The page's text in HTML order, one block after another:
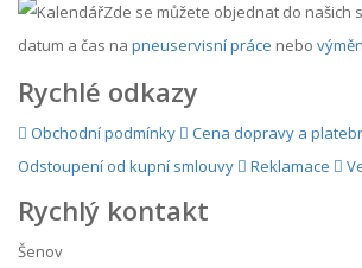
Zde se můžete objednat do našich
datum a čas na pneuservisní práce nebo
Rychlé odkazy
Obchodní podmínky
Cena dopravy a
Odstoupení od kupní smlouvy
Reklamace
Rychlý kontakt
Šenov